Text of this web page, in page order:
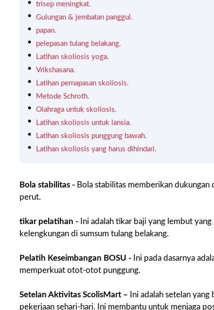
trisep meningkat.
Gulungan & jembatan panggul.
papan.
pelepasan tulang belakang.
Latihan skoliosis yoga.
Vrikshasana.
Latihan pernapasan skoliosis.
Metode Schroth.
Olahraga untuk skoliosis.
Latihan skoliosis untuk lansia.
Latihan skoliosis punggung bawah.
Latihan skoliosis yang harus dihindari.
Bola stabilitas - Bola stabilitas memberikan
perut.
tikar pelatihan - Ini adalah tikar baji yang lembut
kelengkungan di sumsum tulang belakang.
Pelatih Keseimbangan BOSU - Ini pada dasarnya
memperkuat otot-otot punggung.
Setelan Aktivitas ScolisMart – Ini adalah setelan
pekerjaan sehari-hari. Ini membantu untuk menjaga